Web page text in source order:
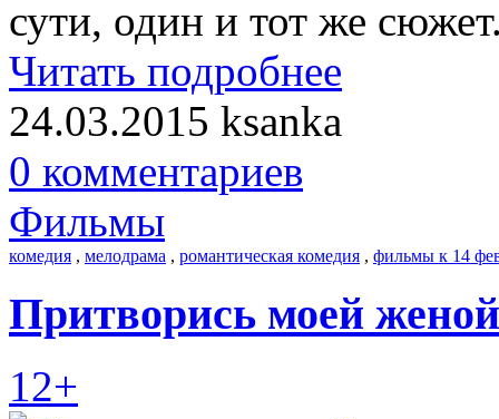
сути, один и тот же
Читать подробнее
24.03.2015 ksanka
0 комментариев
Фильмы
комедия , мелодрама , романтическая комедия , фильмы к 14
Притворись моей
12+